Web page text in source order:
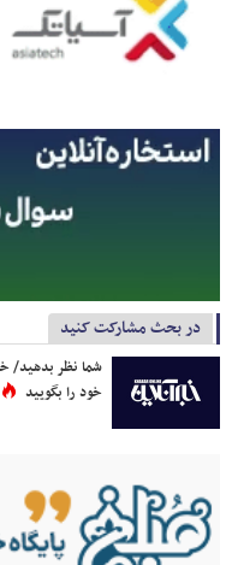
در بحث مشارکت کنید
شما نظر بدهید/
خود را بگویید